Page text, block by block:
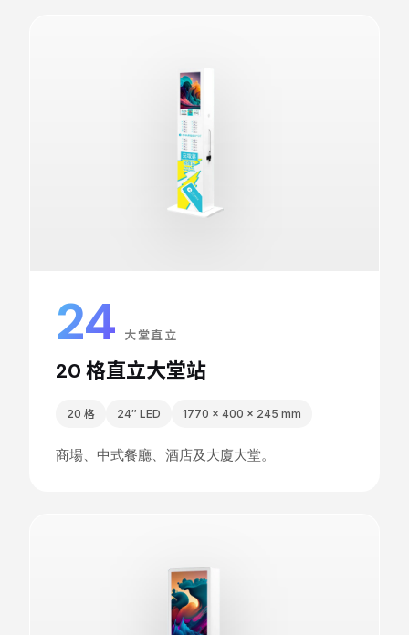
24 大堂直立
20 格直立大堂站
20 格 24″ LED 1770 × 400 × 245 mm
商場、中式餐廳、酒店及大廈大堂。